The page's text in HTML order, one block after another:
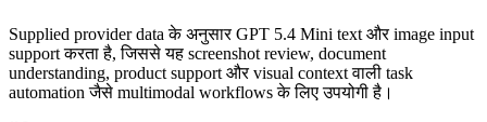
Supplied provider data के अनुसार GPT 5.4 Mini text और image input
support करता है, जिससे यह screenshot review, document
understanding, product support और visual context वाली task
automation जैसे multimodal workflows के लिए उपयोगी है।